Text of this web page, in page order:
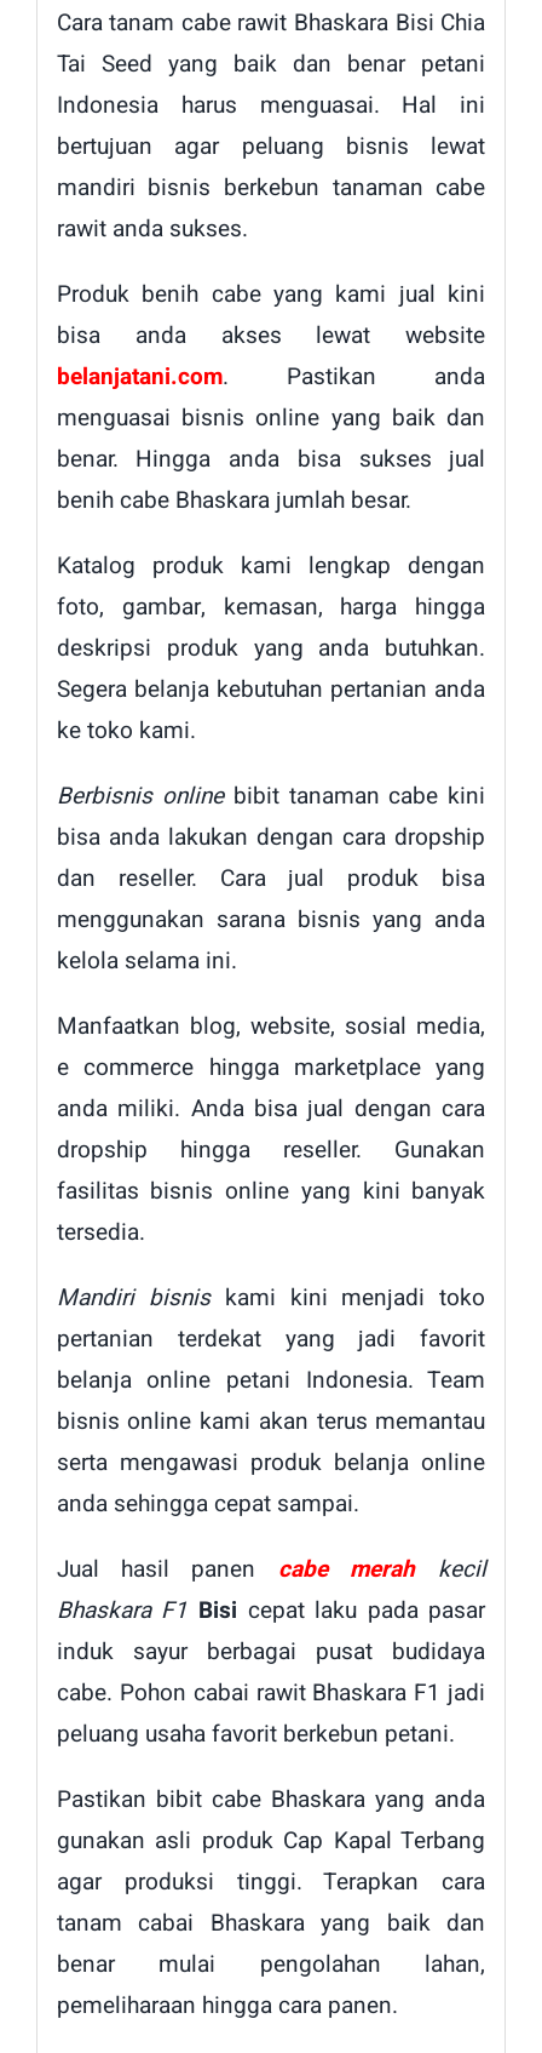
Cara tanam cabe rawit Bhaskara Bisi Chia
Tai Seed yang baik dan benar petani
Indonesia harus menguasai. Hal ini
bertujuan agar peluang bisnis lewat
mandiri bisnis berkebun tanaman cabe
rawit anda sukses.
Produk benih cabe yang kami jual kini
bisa anda akses lewat website
belanjatani.com. Pastikan anda
menguasai bisnis online yang baik dan
benar. Hingga anda bisa sukses jual
benih cabe Bhaskara jumlah besar.
Katalog produk kami lengkap dengan
foto, gambar, kemasan, harga hingga
deskripsi produk yang anda butuhkan.
Segera belanja kebutuhan pertanian anda
ke toko kami.
Berbisnis onlinebibit tanaman cabe kini
bisa anda lakukan dengan cara dropship
dan reseller. Cara jual produk bisa
menggunakan sarana bisnis yang anda
kelola selama ini.
Manfaatkan blog, website, sosial media,
e commerce hingga marketplace yang
anda miliki. Anda bisa jual dengan cara
dropship hingga reseller. Gunakan
fasilitas bisnis online yang kini banyak
tersedia.
Mandiri bisniskami kini menjadi toko
pertanian terdekat yang jadi favorit
belanja online petani Indonesia. Team
bisnis online kami akan terus memantau
serta mengawasi produk belanja online
anda sehingga cepat sampai.
Jual hasil panen cabe merahkecil
Bhaskara F1 Bisi cepat laku pada pasar
induk sayur berbagai pusat budidaya
cabe. Pohon cabai rawit Bhaskara F1 jadi
peluang usaha favorit berkebun petani.
Pastikan bibit cabe Bhaskara yang anda
gunakan asli produk Cap Kapal Terbang
agar produksi tinggi. Terapkan cara
tanam cabai Bhaskara yang baik dan
benar mulai pengolahan lahan,
pemeliharaan hingga cara panen.